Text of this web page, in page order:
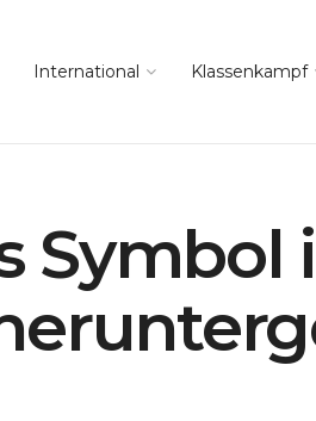
International Klassenkampf